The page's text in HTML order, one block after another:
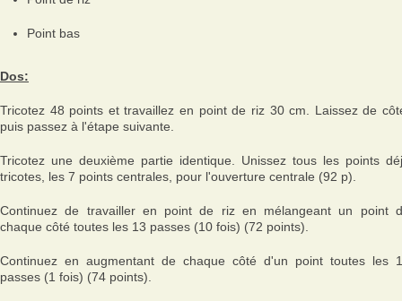
Point bas
Dos:
Tricotez 48 points et travaillez en point de riz 30 cm. Laissez de
puis passez à l'étape suivante.
Tricotez une deuxième partie identique. Unissez tous les points
tricotes, les 7 points centrales, pour l'ouverture centrale (92 p).
Continuez de travailler en point de riz en mélangeant un point
chaque côté toutes les 13 passes (10 fois) (72 points).
Continuez en augmentant de chaque côté d'un point toutes les
passes (1 fois) (74 points).